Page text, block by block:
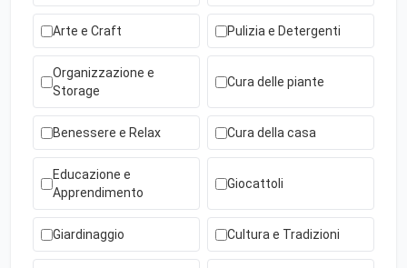
Arte e Craft Pulizia e Detergenti
Organizzazione e
Storage
Cura delle piante
Benessere e Relax Cura della casa
Educazione e
Apprendimento
Giocattoli
Giardinaggio Cultura e Tradizioni